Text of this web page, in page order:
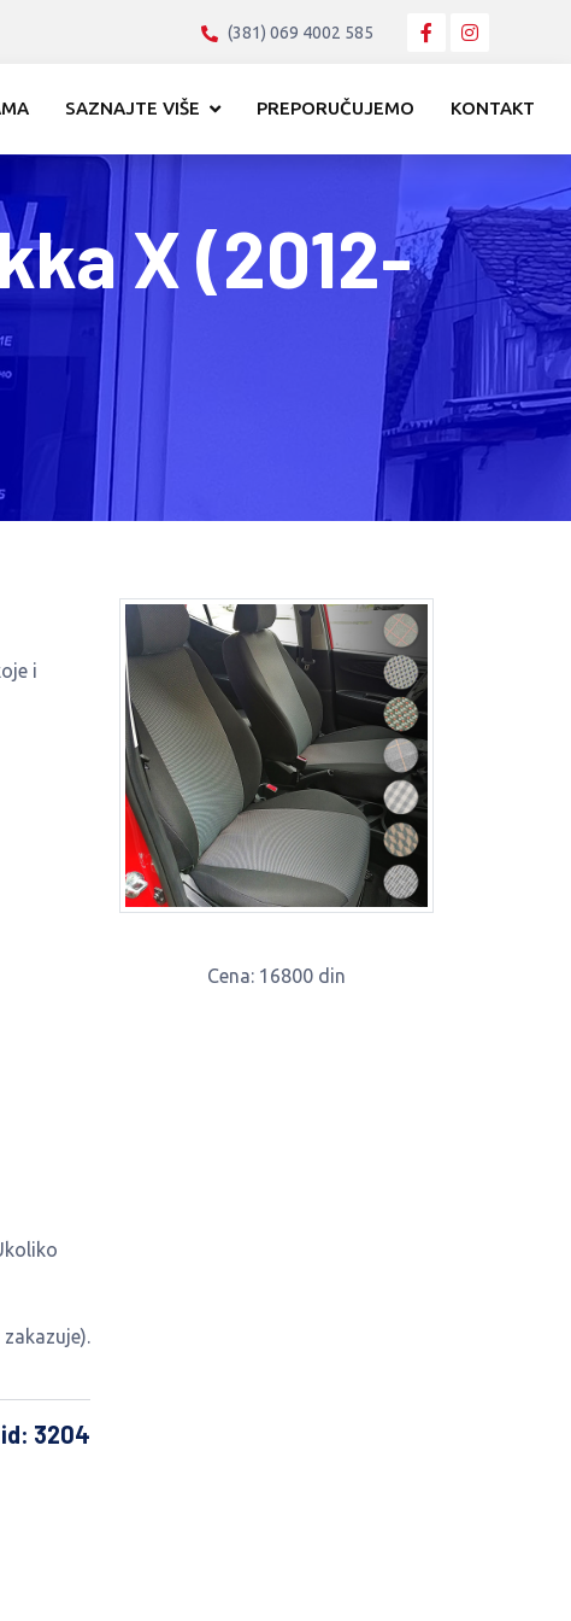
(381) 069 4002 585
SAZNAJTE VIŠE PREPORUČUJEMO KONTAKT
X (2012-
i
id: 3204
Cena: 16800 din